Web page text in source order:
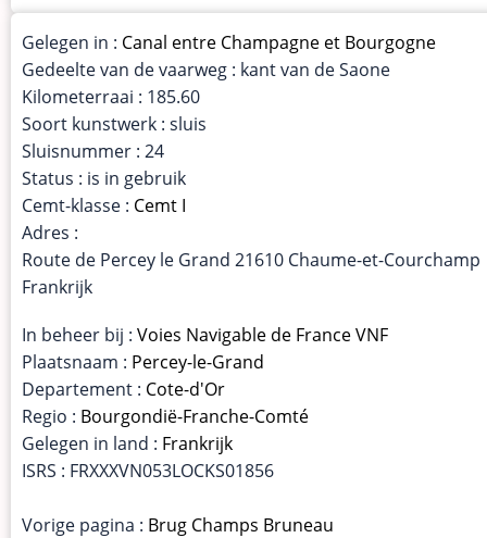
Gelegen in : Canal entre Champagne et Bourgogne
Gedeelte van de vaarweg : kant van de Saone
Kilometerraai : 185.60
Soort kunstwerk : sluis
Sluisnummer : 24
Status : is in gebruik
Cemt-klasse : Cemt I
Adres :
Route de Percey le Grand 21610 Chaume-et-Courchamp
Frankrijk
In beheer bij : Voies Navigable de France VNF
Plaatsnaam : Percey-le-Grand
Departement : Cote-d'Or
Regio : Bourgondië-Franche-Comté
Gelegen in land : Frankrijk
ISRS : FRXXXVN053LOCKS01856
Vorige pagina : Brug Champs Bruneau